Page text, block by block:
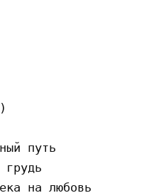
путь
грудь
на любовь